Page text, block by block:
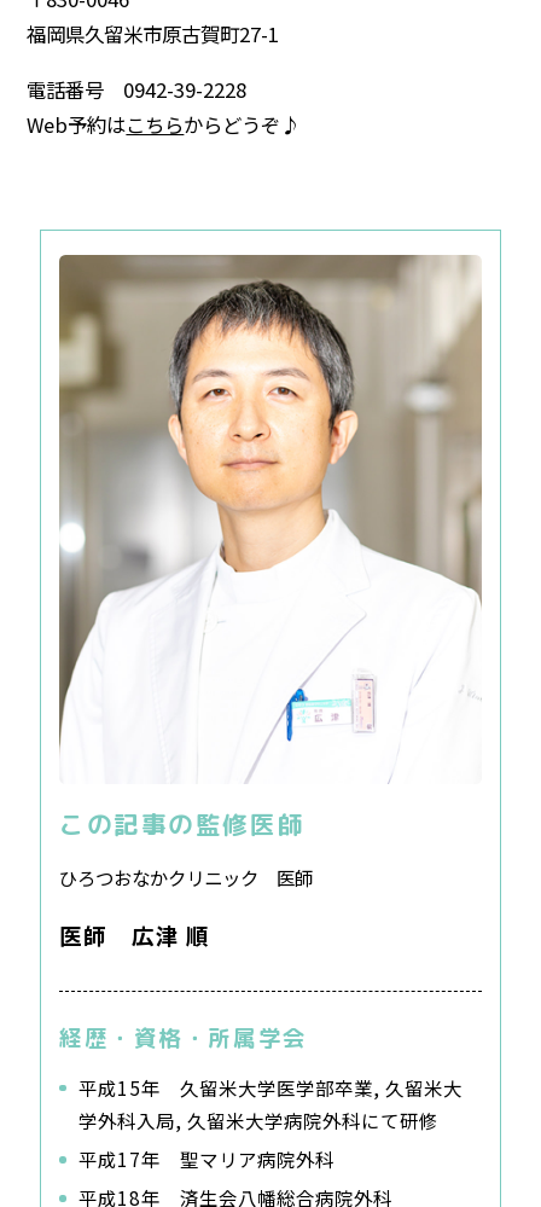
福岡県久留米市原古賀町27-1
電話番号 0942-39-2228
Web予約はこちらからどうぞ♪
この記事の監修医師
ひろつおなかクリニック 医師
医師 広津 順
経歴・資格・所属学会
平成15年 久留米大学医学部卒業, 久留米大
学外科入局, 久留米大学病院外科にて研修
平成17年 聖マリア病院外科
平成18年 済生会八幡総合病院外科